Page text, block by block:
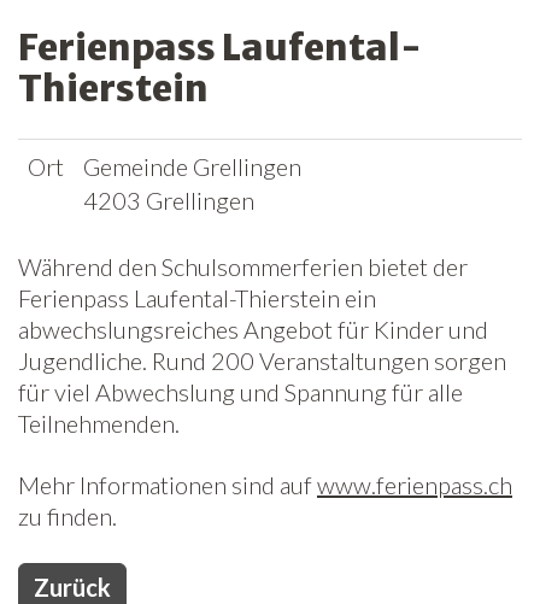
Agenda
Netzwerk
Spenden
News
Newsletter
Ferienpass Laufental-
Thierstein
Ort
Gemeinde Grellingen
4203 Grellingen
Während den Schulsommerferien bietet der
Ferienpass Laufental-Thierstein ein
abwechslungsreiches Angebot für Kinder und
Jugendliche. Rund 200 Veranstaltungen sorgen
für viel Abwechslung und Spannung für alle
Teilnehmenden.
Mehr Informationen sind aufwww.ferienpass.ch
zu finden.
Zurück